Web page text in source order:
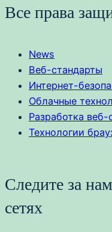
Все права
News
Веб-стандарты
Интернет-
Облачные
Разработка веб-
Технологии
Следите за
сетях